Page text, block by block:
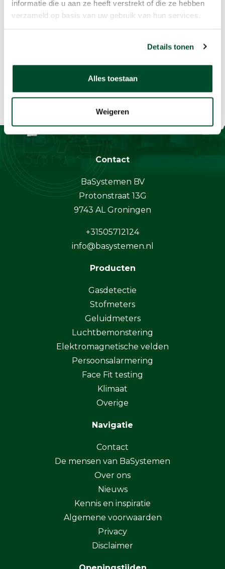
informatie die u aan ze heeft verstrekt of die ze hebben
verzameld op basis van uw gebruik van hun services.
Details tonen
Alles toestaan
Weigeren
Contact
BaSystemen BV
Protonstraat 13G
9743 AL Groningen
+31505712124
info@basystemen.nl
Producten
Gasdetectie
Stofmeters
Geluidmeters
Luchtbemonstering
Elektromagnetische velden
Persoonsalarmering
Face Fit testing
Klimaat
Overige
Navigatie
Contact
De mensen van BaSystemen
Over ons
Nieuws
Kennis en inspiratie
Algemene voorwaarden
Privacy
Disclaimer